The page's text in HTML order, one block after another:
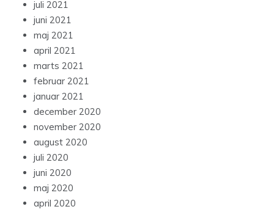
juli 2021
juni 2021
maj 2021
april 2021
marts 2021
februar 2021
januar 2021
december 2020
november 2020
august 2020
juli 2020
juni 2020
maj 2020
april 2020